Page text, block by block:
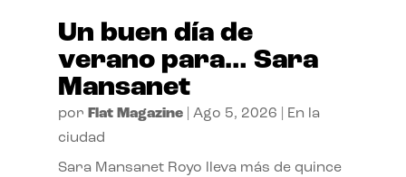
Un buen día de
verano para… Sara
Mansanet
por Flat Magazine| Ago 5, 2026
En la
ciudad
Sara Mansanet Royo lleva más de quince